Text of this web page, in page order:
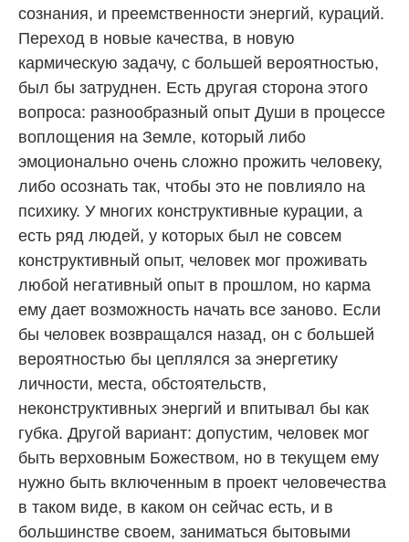
сознания, и преемственности энергий, кураций.
Переход в новые качества, в новую
кармическую задачу, с большей вероятностью,
был бы затруднен. Есть другая сторона этого
вопроса: разнообразный опыт Души в процессе
воплощения на Земле, который либо
эмоционально очень сложно прожить человеку,
либо осознать так, чтобы это не повлияло на
психику. У многих конструктивные курации, а
есть ряд людей, у которых был не совсем
конструктивный опыт, человек мог проживать
любой негативный опыт в прошлом, но карма
ему дает возможность начать все заново. Если
бы человек возвращался назад, он с большей
вероятностью бы цеплялся за энергетику
личности, места, обстоятельств,
неконструктивных энергий и впитывал бы как
губка. Другой вариант: допустим, человек мог
быть верховным Божеством, но в текущем ему
нужно быть включенным в проект человечества
в таком виде, в каком он сейчас есть, и в
большинстве своем, заниматься бытовыми